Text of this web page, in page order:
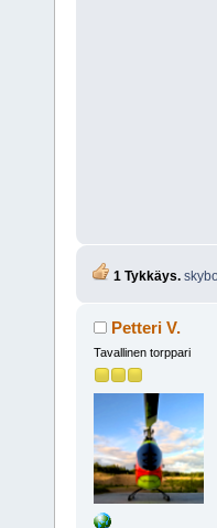
1 Tykkäys.
Petteri V.
Tavallinen torppari